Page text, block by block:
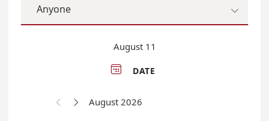
Anyone 
August 11
 DATE
  August 2026